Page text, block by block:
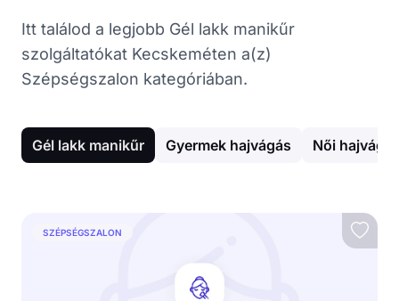
Itt találod a legjobb Gél lakk manikűr
szolgáltatókat Kecskeméten a(z)
Szépségszalon kategóriában.
Gél lakk manikűr Gyermek hajvágás Női
SZÉPSÉGSZALON